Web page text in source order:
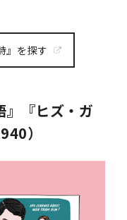
』を探す
』『ヒズ・ガ
）